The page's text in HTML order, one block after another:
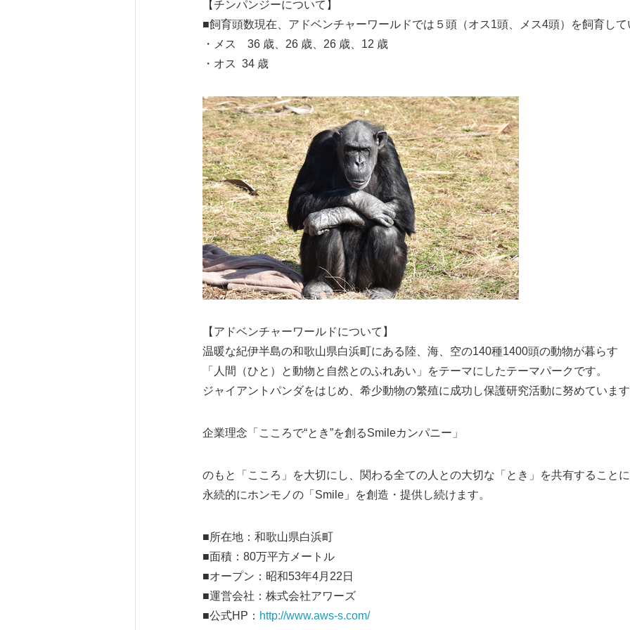
【チンパンジーについて】
■飼育頭数現在、アドベンチャーワールドでは５頭（オス1頭、メス4頭）を飼育して
・メス 36 歳、26 歳、26 歳、12 歳
・オス 34 歳
【アドベンチャーワールドについて】
温暖な紀伊半島の和歌山県白浜町にある陸、海、空の140種1400頭の動物が暮らす
「人間（ひと）と動物と自然とのふれあい」をテーマにしたテーマパークです。
ジャイアントパンダをはじめ、希少動物の繁殖に成功し保護研究活動に努めています
企業理念「こころで“とき”を創るSmileカンパニー」
のもと「こころ」を大切にし、関わる全ての人との大切な「とき」を共有することに
永続的にホンモノの「Smile」を創造・提供し続けます。
■所在地：和歌山県白浜町
■面積：80万平方メートル
■オープン：昭和53年4月22日
■運営会社：株式会社アワーズ
■公式HP： http://www.aws-s.com/